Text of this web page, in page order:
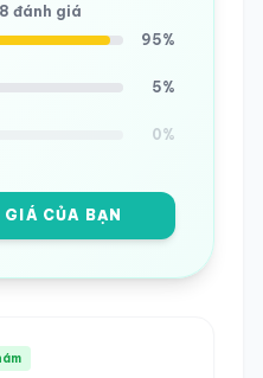
đánh giá
95%
5%
0%
CỦA BẠN